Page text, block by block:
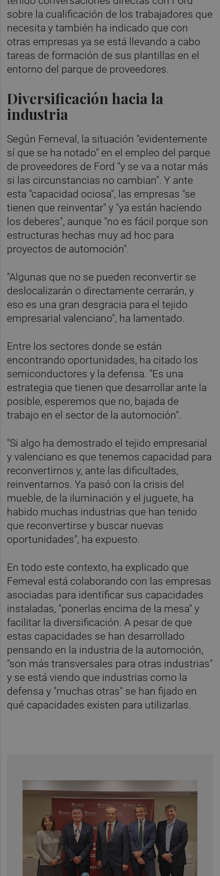
sobre la cualificación de los trabajadores que
necesita y también ha indicado que con
otras empresas ya se está llevando a cabo
tareas de formación de sus plantillas en el
entorno del parque de proveedores.
Diversificación hacia la
industria
Según Femeval, la situación "evidentemente
sí que se ha notado" en el empleo del parque
de proveedores de Ford "y se va a notar más
si las circunstancias no cambian". Y ante
esta "capacidad ociosa", las empresas "se
tienen que reinventar" y "ya están haciendo
los deberes", aunque "no es fácil porque son
estructuras hechas muy ad hoc para
proyectos de automoción".
"Algunas que no se pueden reconvertir se
deslocalizarán o directamente cerrarán, y
eso es una gran desgracia para el tejido
empresarial valenciano", ha lamentado.
Entre los sectores donde se están
encontrando oportunidades, ha citado los
semiconductores y la defensa. "Es una
estrategia que tienen que desarrollar ante la
posible, esperemos que no, bajada de
trabajo en el sector de la automoción".
"Si algo ha demostrado el tejido empresarial
y valenciano es que tenemos capacidad para
reconvertirnos y, ante las dificultades,
reinventarnos. Ya pasó con la crisis del
mueble, de la iluminación y el juguete, ha
habido muchas industrias que han tenido
que reconvertirse y buscar nuevas
oportunidades", ha expuesto.
En todo este contexto, ha explicado que
Femeval está colaborando con las empresas
asociadas para identificar sus capacidades
instaladas, "ponerlas encima de la mesa" y
facilitar la diversificación. A pesar de que
estas capacidades se han desarrollado
pensando en la industria de la automoción,
"son más transversales para otras industrias"
y se está viendo que industrias como la
defensa y "muchas otras" se han fijado en
qué capacidades existen para utilizarlas.